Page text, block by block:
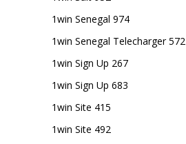
1win Senegal 974
1win Senegal Telecharger 572
1win Sign Up 267
1win Sign Up 683
1win Site 415
1win Site 492